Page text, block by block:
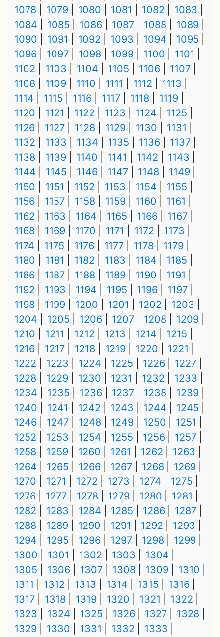
1078
1079 1080 1081 1082
1083
1084
1085 1086 1087 1088
1089
1090
1091 1092 1093 1094
1095
1096
1097 1098 1099 1100
1101
1102
1103 1104 1105 1106
1107
1108
1109 1110 1111 1112
1113
1114
1115 1116 1117 1118
1119
1120
1121 1122 1123 1124
1125
1126
1127 1128 1129 1130
1131
1132
1133 1134 1135 1136
1137
1138
1139 1140 1141 1142
1143
1144
1145 1146 1147 1148
1149
1150
1151 1152 1153 1154
1155
1156
1157 1158 1159 1160
1161
1162
1163 1164 1165 1166
1167
1168
1169 1170 1171 1172
1173
1174
1175 1176 1177 1178
1179
1180
1181 1182 1183 1184
1185
1186
1187 1188 1189 1190
1191
1192
1193 1194 1195 1196
1197
1198
1199 1200 1201 1202
1203
1204
1205 1206 1207 1208
1209
1210
1211 1212 1213 1214
1215
1216
1217 1218 1219 1220
1221
1222
1223 1224 1225 1226
1227
1228
1229 1230 1231 1232
1233
1234
1235 1236 1237 1238
1239
1240
1241 1242 1243 1244
1245
1246
1247 1248 1249 1250
1251
1252
1253 1254 1255 1256
1257
1258
1259 1260 1261 1262
1263
1264
1265 1266 1267 1268
1269
1270
1271 1272 1273 1274
1275
1276
1277 1278 1279 1280
1281
1282
1283 1284 1285 1286
1287
1288
1289 1290 1291 1292
1293
1294
1295 1296 1297 1298
1299
1300
1301 1302 1303
1304
1305
1306 1307 1308 1309
1310
1311
1312 1313 1314 1315
1316
1317
1318 1319 1320 1321
1322
1323
1324 1325 1326 1327
1328
1329
1330 1331 1332
1333